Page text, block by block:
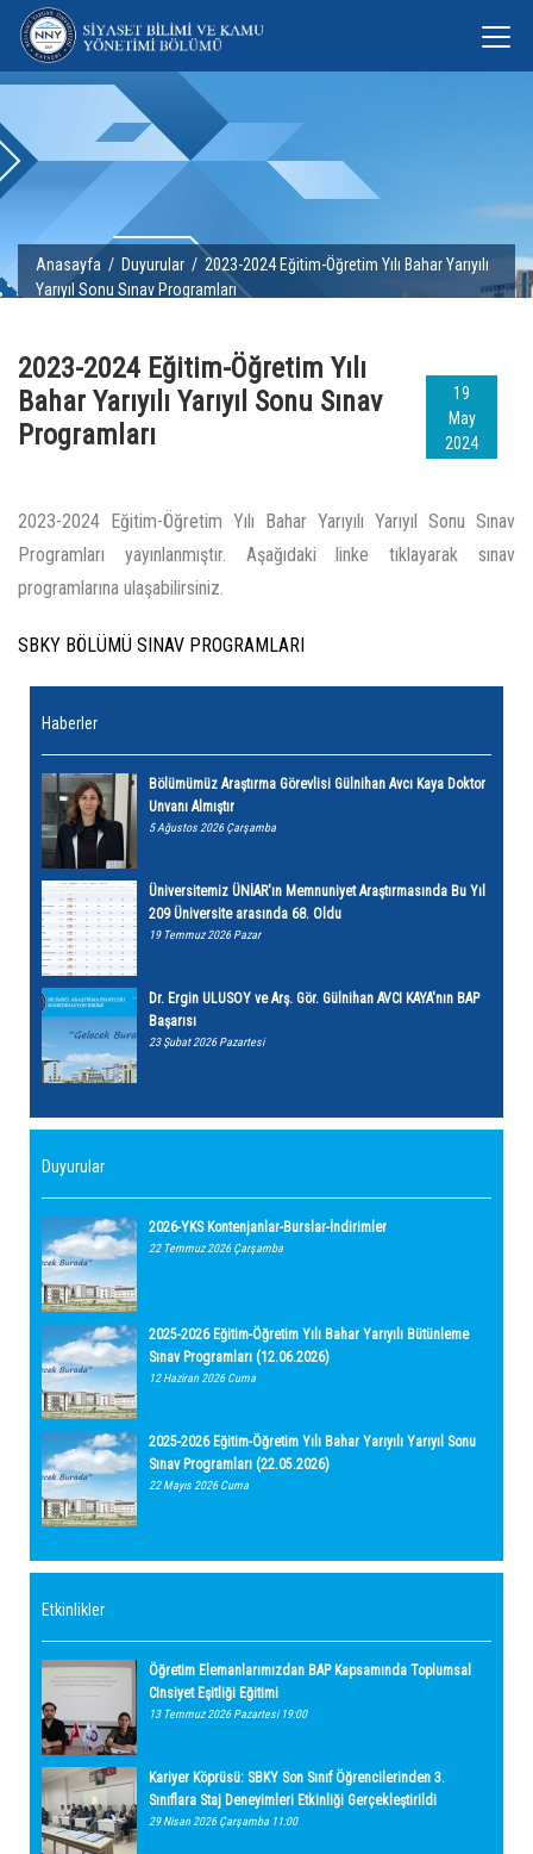
Anasayfa / Duyurular / 2023-2024 Eğitim-Öğretim Yılı Bahar Yarıyılı
Yarıyıl Sonu Sınav Programları
19
May
2024
2023-2024 Eğitim-Öğretim Yılı
Bahar Yarıyılı Yarıyıl Sonu Sınav
Programları
2023-2024 Eğitim-Öğretim Yılı Bahar Yarıyılı Yarıyıl Sonu Sınav
Programları yayınlanmıştır. Aşağıdaki linke tıklayarak sınav
programlarına ulaşabilirsiniz.
SBKY BÖLÜMÜ SINAV PROGRAMLARI
Haberler
Bölümümüz Araştırma Görevlisi Gülnihan Avcı Kaya Doktor
Unvanı Almıştır
5 Ağustos 2026 Çarşamba
Üniversitemiz ÜNİAR'ın Memnuniyet Araştırmasında Bu Yıl
209 Üniversite arasında 68. Oldu
19 Temmuz 2026 Pazar
Dr. Ergin ULUSOY ve Arş. Gör. Gülnihan AVCI KAYA'nın BAP
Başarısı
23 Şubat 2026 Pazartesi
Duyurular
2026-YKS Kontenjanlar-Burslar-İndirimler
22 Temmuz 2026 Çarşamba
2025-2026 Eğitim-Öğretim Yılı Bahar Yarıyılı Bütünleme
Sınav Programları (12.06.2026)
12 Haziran 2026 Cuma
2025-2026 Eğitim-Öğretim Yılı Bahar Yarıyılı Yarıyıl Sonu
Sınav Programları (22.05.2026)
22 Mayıs 2026 Cuma
Etkinlikler
Öğretim Elemanlarımızdan BAP Kapsamında Toplumsal
Cinsiyet Eşitliği Eğitimi
13 Temmuz 2026 Pazartesi 19:00
Kariyer Köprüsü: SBKY Son Sınıf Öğrencilerinden 3.
Sınıflara Staj Deneyimleri Etkinliği Gerçekleştirildi
29 Nisan 2026 Çarşamba 11:00